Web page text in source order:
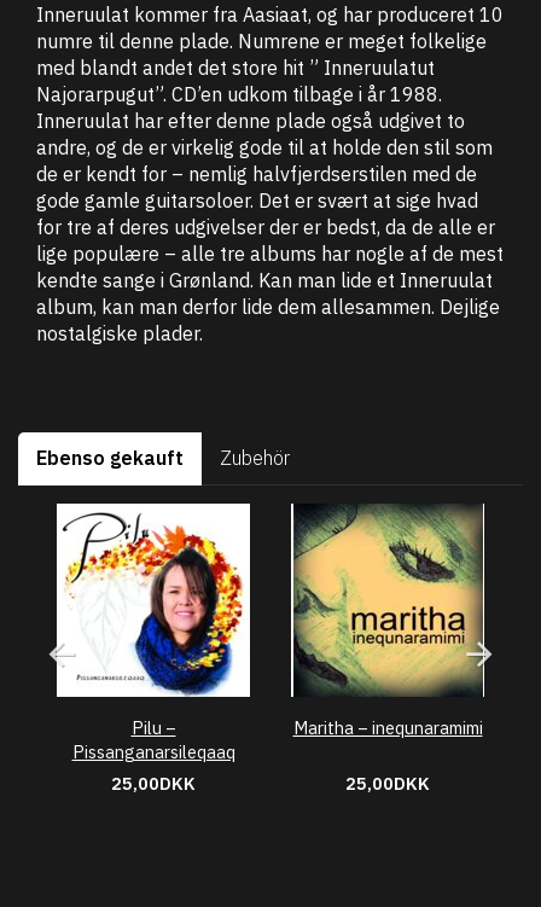
Inneruulat kommer fra Aasiaat, og har produceret 10
numre til denne plade. Numrene er meget folkelige
med blandt andet det store hit ” Inneruulatut
Najorarpugut”. CD’en udkom tilbage i år 1988.
Inneruulat har efter denne plade også udgivet to
andre, og de er virkelig gode til at holde den stil som
de er kendt for – nemlig halvfjerdserstilen med de
gode gamle guitarsoloer. Det er svært at sige hvad
for tre af deres udgivelser der er bedst, da de alle er
lige populære – alle tre albums har nogle af de mest
kendte sange i Grønland. Kan man lide et Inneruulat
album, kan man derfor lide dem allesammen. Dejlige
nostalgiske plader.
Ebenso gekauft Zubehör
Pilu –
Pissanganarsileqaaq
25,00DKK
Maritha – inequnaramimi
25,00DKK